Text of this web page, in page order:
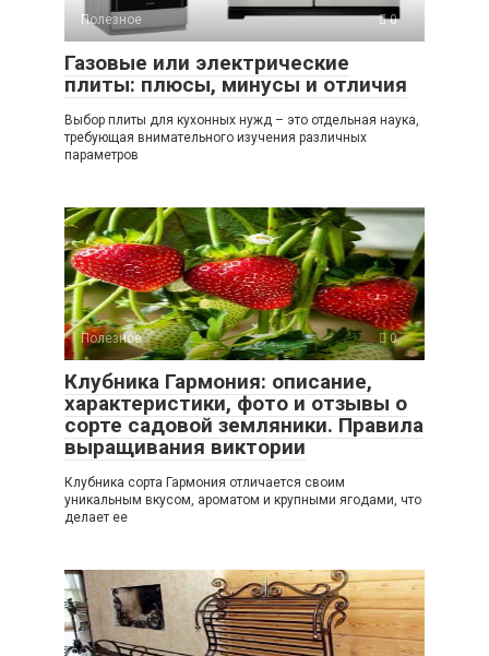
Полезное 0
Газовые или электрические
плиты: плюсы, минусы и отличия
Выбор плиты для кухонных нужд – это отдельная наука,
требующая внимательного изучения различных
параметров
Полезное 0
Клубника Гармония: описание,
характеристики, фото и отзывы о
сорте садовой земляники. Правила
выращивания виктории
Клубника сорта Гармония отличается своим
уникальным вкусом, ароматом и крупными ягодами, что
делает ее